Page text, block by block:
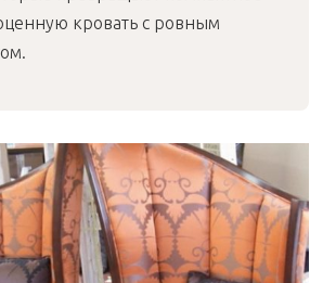
кровать с ровным